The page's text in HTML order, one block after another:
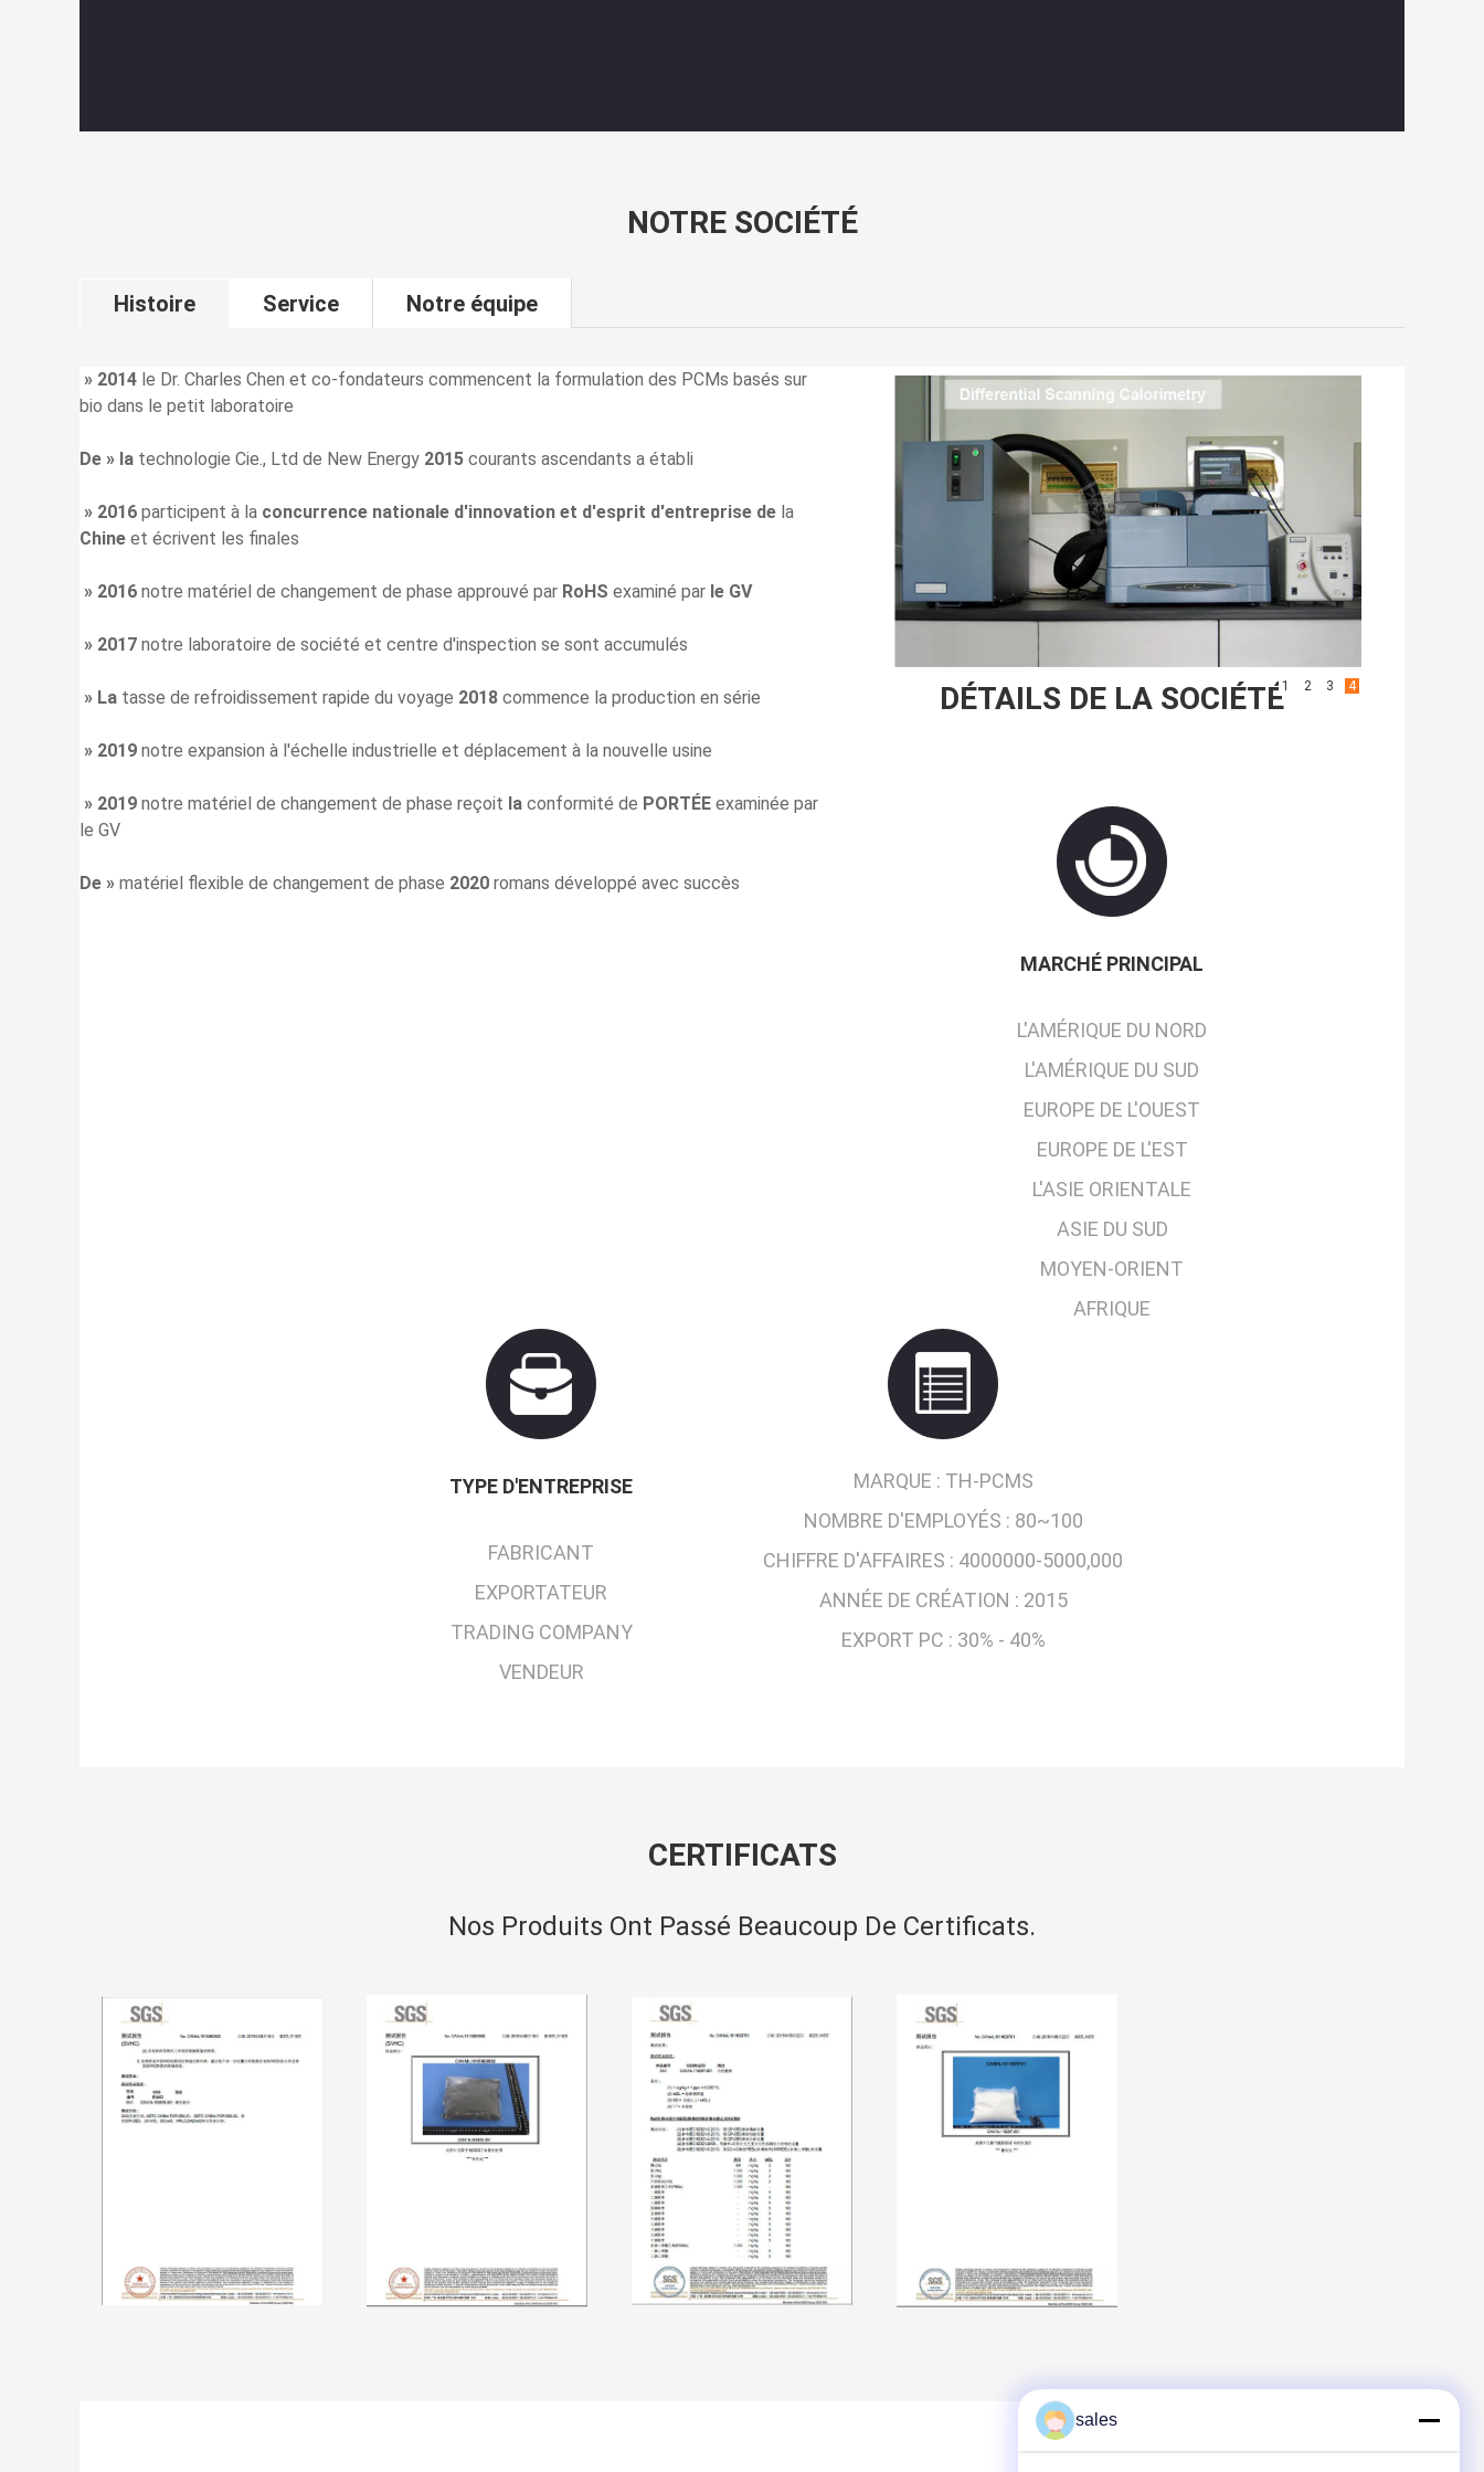
NOTRE SOCIÉTÉ
Histoire Service Notre équipe
» 2014 le Dr. Charles Chen et co-fondateurs commencent la formulation des PCMs basés sur
bio dans le petit laboratoire
De » la technologie Cie., Ltd de New Energy 2015 courants ascendants a établi
» 2016 participent à la concurrence nationale d'innovation et d'esprit d'entreprise de la
Chine et écrivent les finales
» 2016 notre matériel de changement de phase approuvé par RoHS examiné par le GV
» 2017 notre laboratoire de société et centre d'inspection se sont accumulés
» La tasse de refroidissement rapide du voyage 2018 commence la production en série
» 2019 notre expansion à l'échelle industrielle et déplacement à la nouvelle usine
» 2019 notre matériel de changement de phase reçoit la conformité de PORTÉE examinée par
le GV
De » matériel flexible de changement de phase 2020 romans développé avec succès
1 2 3 4
DÉTAILS DE LA SOCIÉTÉ
MARCHÉ PRINCIPAL
L'AMÉRIQUE DU NORD
L'AMÉRIQUE DU SUD
EUROPE DE L'OUEST
EUROPE DE L'EST
L'ASIE ORIENTALE
ASIE DU SUD
MOYEN-ORIENT
AFRIQUE
TYPE D'ENTREPRISE
FABRICANT
EXPORTATEUR
TRADING COMPANY
VENDEUR
MARQUE : TH-PCMS
NOMBRE D'EMPLOYÉS : 80~100
CHIFFRE D'AFFAIRES : 4000000-5000,000
ANNÉE DE CRÉATION : 2015
EXPORT PC : 30% - 40%
CERTIFICATS
Nos Produits Ont Passé Beaucoup De Certificats.
sales